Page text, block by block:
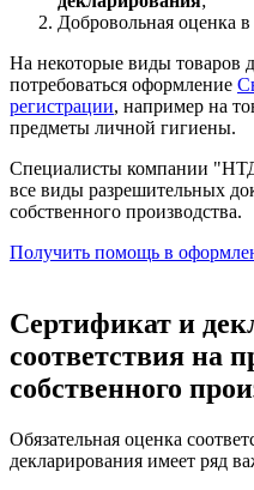
Добровольная оценка
На некоторые виды товаров
потребоваться оформление
регистрации, например на
предметы личной гигиены.
Специалисты компании
все виды разрешительных
собственного производства.
Получить помощь в
Сертификат и
соответствия на
собственного
Обязательная оценка
декларирования имеет ряд